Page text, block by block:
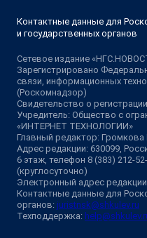
Контактные данные для
и государственных органов
Сетевое издание
Зарегистрировано
связи, информационных
(Роскомнадзор)
Свидетельство о
Учредитель: Общество с
«ИНТЕРНЕТ ТЕХНОЛОГИИ»
Главный редактор: Громкова
Адрес редакции: 630099,
6 этаж, телефон 8 (383) 212-
(круглосуточно)
Электронный адрес
Контактные данные для
органов: juristnsk@shkulev.ru
Техподдержка: